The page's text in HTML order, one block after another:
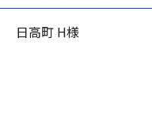
日高町 H様